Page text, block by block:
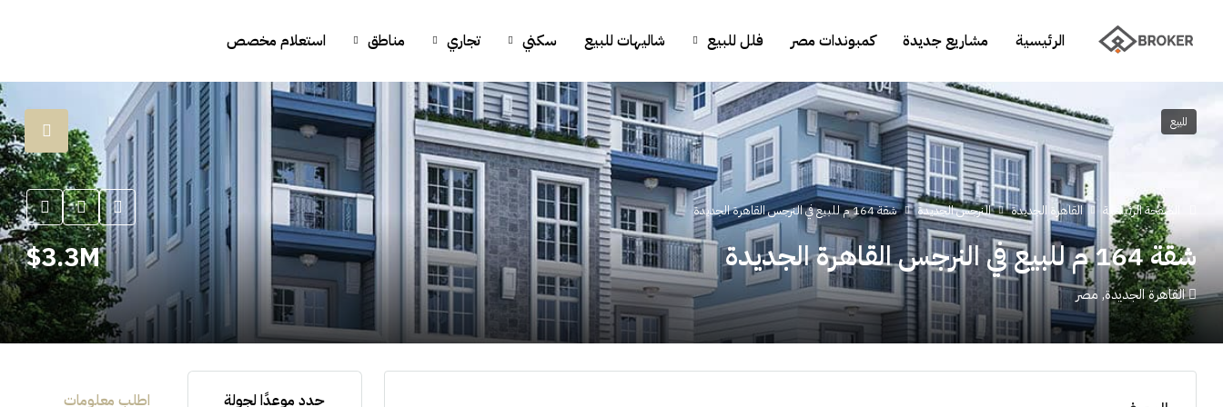
الرئيسية مشاريع جديدة كمبوندات مصر فلل للبيع شاليهات للبيع سكني تجاري مناطق استعلام مخصص
للبيع
الصفحة الرئيسية القاهرة الجديدة النرجس الجديدة شقة 164 م للبيع في النرجس القاهرة الجديدة
شقة 164 م للبيع في النرجس القاهرة الجديدة
القاهرة الجديدة, مصر
3.3M$
حدد موعدًا لجولة اطلب معلومات